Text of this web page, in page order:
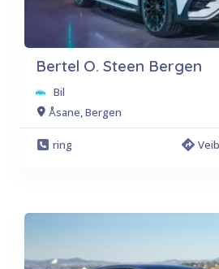
Bertel O. Steen Bergen
Bil
Åsane, Bergen
ring